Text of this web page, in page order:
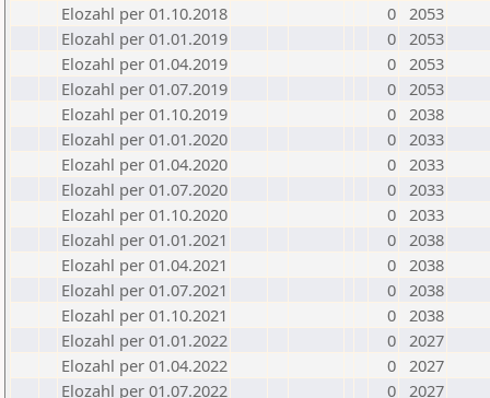
Elozahl per 01.10.2018
0 2053
Elozahl per 01.01.2019
0 2053
Elozahl per 01.04.2019
0 2053
Elozahl per 01.07.2019
0 2053
Elozahl per 01.10.2019
0 2038
Elozahl per 01.01.2020
0 2033
Elozahl per 01.04.2020
0 2033
Elozahl per 01.07.2020
0 2033
Elozahl per 01.10.2020
0 2033
Elozahl per 01.01.2021
0 2038
Elozahl per 01.04.2021
0 2038
Elozahl per 01.07.2021
0 2038
Elozahl per 01.10.2021
0 2038
Elozahl per 01.01.2022
0 2027
Elozahl per 01.04.2022
0 2027
Elozahl per 01.07.2022
0 2027